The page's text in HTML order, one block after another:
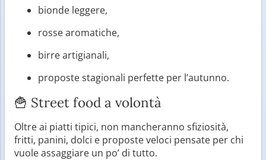
bionde leggere,
rosse aromatiche,
birre artigianali,
proposte stagionali perfette per l’autunno.
🍟 Street food a volontà
Oltre ai piatti tipici, non mancheranno sfiziosità,
fritti, panini, dolci e proposte veloci pensate per chi
vuole assaggiare un po’ di tutto.